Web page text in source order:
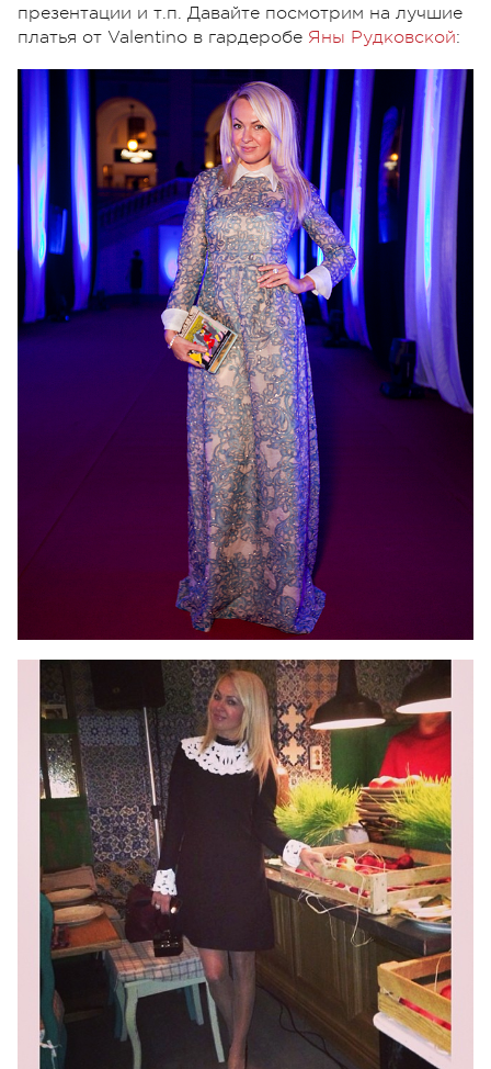
презентации и т.п. Давайте посмотрим на лучшие
платья от Valentino в гардеробе Яны Рудковской: